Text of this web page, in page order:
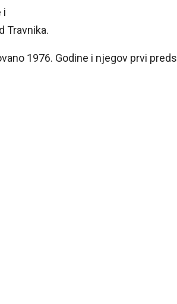
i
Travnika.
1976. Godine i njegov prvi